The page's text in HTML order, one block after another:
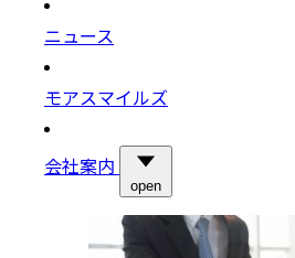
ニュース
モアスマイルズ
会社案内
open